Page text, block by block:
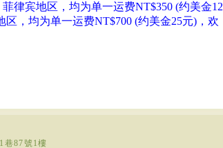
律宾地区，均为单一运费NT$350 (约美金12
区，均为单一运费NT$700 (约美金25元) ，欢
巷87號1樓